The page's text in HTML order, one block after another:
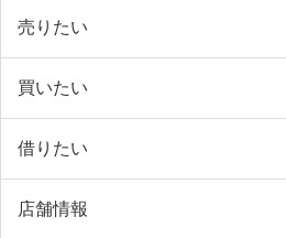
売りたい
買いたい
借りたい
店舗情報